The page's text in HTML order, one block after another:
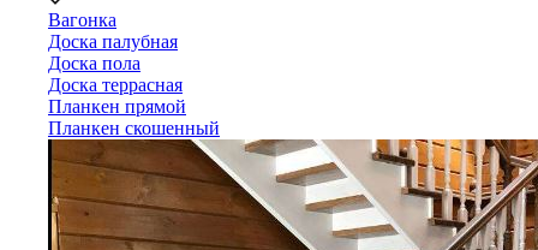
Вагонка
Доска палубная
Доска пола
Доска террасная
Планкен прямой
Планкен скошенный